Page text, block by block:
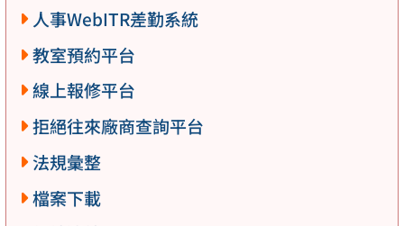
人事WebITR差勤系統
教室預約平台
線上報修平台
拒絕往來廠商查詢平台
法規彙整
檔案下載